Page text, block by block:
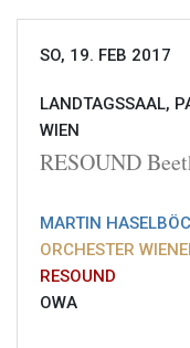
SO, 19. FEB 2017
LANDTAGSSAAL,
WIEN
RESOUND
MARTIN
ORCHESTER
RESOUND
OWA